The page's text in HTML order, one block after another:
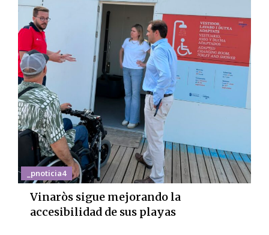
_pnoticia4
Vinaròs sigue mejorando la
accesibilidad de sus playas